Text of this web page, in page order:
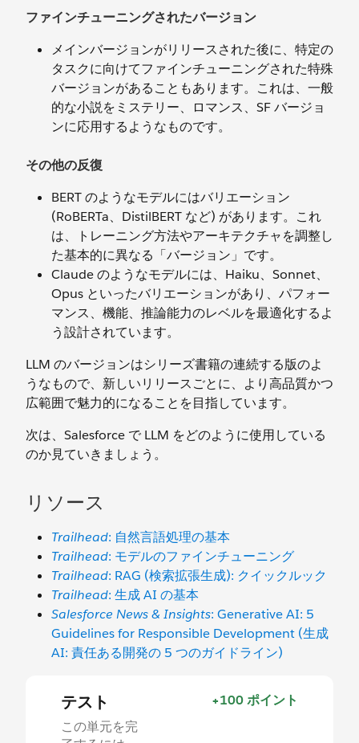
ファインチューニングされたバージョン
メインバージョンがリリースされた後に、特定の
タスクに向けてファインチューニングされた特殊
バージョンがあることもあります。これは、一般
的な小説をミステリー、ロマンス、SF バージョ
ンに応用するようなものです。
その他の反復
BERT のようなモデルにはバリエーション
(RoBERTa、DistilBERT など) があります。これ
は、トレーニング方法やアーキテクチャを調整し
た基本的に異なる「バージョン」です。
Claude のようなモデルには、Haiku、Sonnet、
Opus といったバリエーションがあり、パフォー
マンス、機能、推論能力のレベルを最適化するよ
う設計されています。
LLM のバージョンはシリーズ書籍の連続する版のよ
うなもので、新しいリリースごとに、より高品質かつ
広範囲で魅力的になることを目指しています。
次は、Salesforce で LLM をどのように使用している
のか見ていきましょう。
リソース
Trailhead: 自然言語処理の基本
Trailhead: モデルのファインチューニング
Trailhead: RAG (検索拡張生成): クイックルック
Trailhead: 生成 AI の基本
Salesforce News & Insights: Generative AI: 5
Guidelines for Responsible Development (生成
AI: 責任ある開発の 5 つのガイドライン)